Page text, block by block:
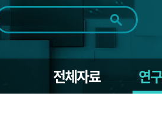
위 전체
전체 1일 1주 1개월 3개월 1
~
전체자료 연